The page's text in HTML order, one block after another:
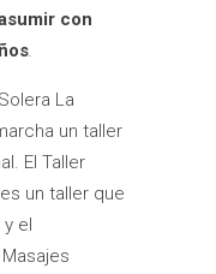
con
.
La
un taller
El Taller
un taller que
el